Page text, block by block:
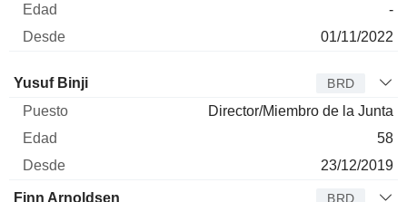
-
01/11/2022
Administrador
Yusuf Binji BRD
Director/Miembro de la Junta
58
23/12/2019
Finn Arnoldsen BRD